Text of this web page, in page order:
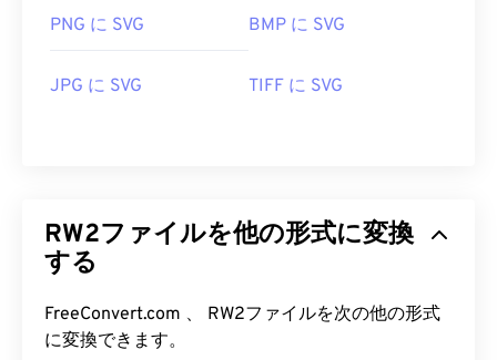
PNG に SVG BMP に SVG
JPG に SVG TIFF に SVG
RW2ファイルを他の形式に変換
する
FreeConvert.com 、 RW2ファイルを次の他の形式
に変換できます。